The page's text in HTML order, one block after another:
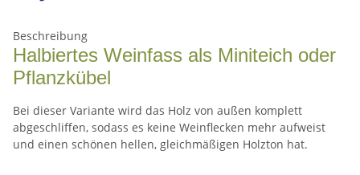
Beschreibung
Halbiertes Weinfass als Miniteich oder
Pflanzkübel
Bei dieser Variante wird das Holz von außen komplett
abgeschliffen, sodass es keine Weinflecken mehr aufweist
und einen schönen hellen, gleichmäßigen Holzton hat.